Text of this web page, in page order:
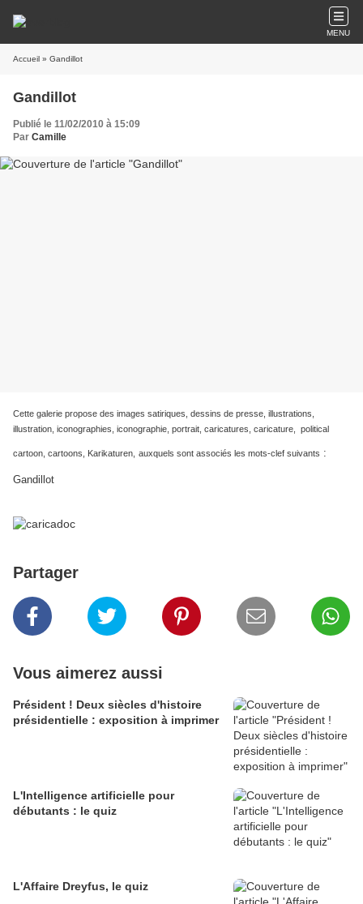
MENU
Accueil » Gandillot
Gandillot
Publié le 11/02/2010 à 15:09
Par Camille
Cette galerie propose des images satiriques, dessins de presse, illustrations,
illustration, iconographies, iconographie, portrait, caricatures, caricature, political
cartoon, cartoons, Karikaturen, auxquels sont associés les mots-clef suivants :
Gandillot
Partager
Vous aimerez aussi
Président ! Deux siècles d'histoire
présidentielle : exposition à imprimer
L'Intelligence artificielle pour
débutants : le quiz
L'Affaire Dreyfus, le quiz